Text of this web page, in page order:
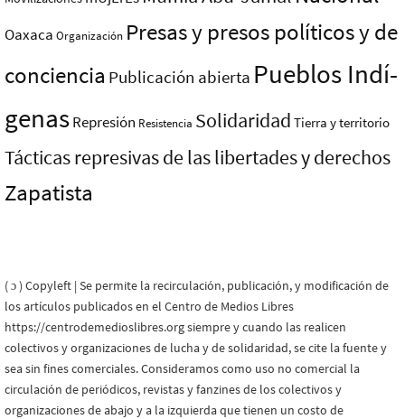
Oaxaca Organización Presas y presos polí­ticos y de
conciencia Publicación abierta Pueblos Indí­
genasRepresión Resistencia Solidaridad Tierra y territorio
Tácticas represivas de las libertades y derechos
Zapatista
( ɔ ) Copyleft | Se permite la recirculación, publicación, y modificación de
los artículos publicados en el Centro de Medios Libres
https://centrodemedioslibres.org siempre y cuando las realicen
colectivos y organizaciones de lucha y de solidaridad, se cite la fuente y
sea sin fines comerciales. Consideramos como uso no comercial la
circulación de periódicos, revistas y fanzines de los colectivos y
organizaciones de abajo y a la izquierda que tienen un costo de